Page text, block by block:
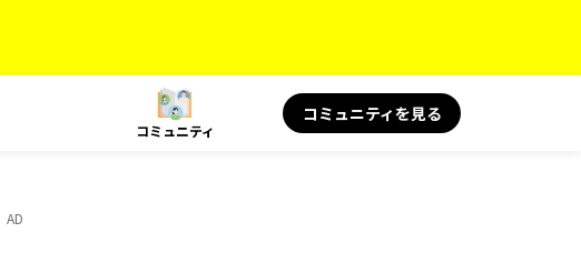
コミュニティ
コミュニティを見る
AD